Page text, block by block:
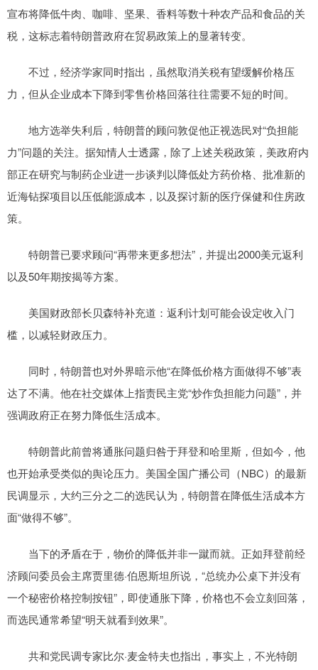
宣布将降低牛肉、咖啡、坚果、香料等数十种农产品和食品的关
税，这标志着特朗普政府在贸易政策上的显著转变。
不过，经济学家同时指出，虽然取消关税有望缓解价格压
力，但从企业成本下降到零售价格回落往往需要不短的时间。
地方选举失利后，特朗普的顾问敦促他正视选民对“负担能
力”问题的关注。据知情人士透露，除了上述关税政策，美政府内
部正在研究与制药企业进一步谈判以降低处方药价格、批准新的
近海钻探项目以压低能源成本，以及探讨新的医疗保健和住房政
策。
特朗普已要求顾问“再带来更多想法”，并提出2000美元返利
以及50年期按揭等方案。
美国财政部长贝森特补充道：返利计划可能会设定收入门
槛，以减轻财政压力。
同时，特朗普也对外界暗示他“在降低价格方面做得不够”表
达了不满。他在社交媒体上指责民主党“炒作负担能力问题”，并
强调政府正在努力降低生活成本。
特朗普此前曾将通胀问题归咎于拜登和哈里斯，但如今，他
也开始承受类似的舆论压力。美国全国广播公司（NBC）的最新
民调显示，大约三分之二的选民认为，特朗普在降低生活成本方
面“做得不够”。
当下的矛盾在于，物价的降低并非一蹴而就。正如拜登前经
济顾问委员会主席贾里德·伯恩斯坦所说，“总统办公桌下并没有
一个秘密价格控制按钮”，即使通胀下降，价格也不会立刻回落，
而选民通常希望“明天就看到效果”。
共和党民调专家比尔·麦金特夫也指出，事实上，不光特朗